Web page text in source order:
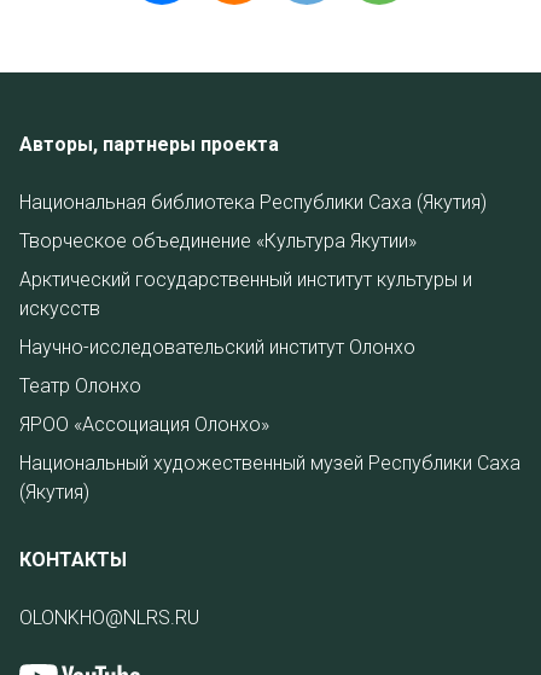
Авторы, партнеры проекта
Национальная библиотека Республики Саха (Якутия)
Творческое объединение «Культура Якутии»
Арктический государственный институт культуры и
искусств
Научно-исследовательский институт Олонхо
Театр Олонхо
ЯРОО «Ассоциация Олонхо»
Национальный художественный музей Республики Саха
(Якутия)
КОНТАКТЫ
OLONKHO@NLRS.RU